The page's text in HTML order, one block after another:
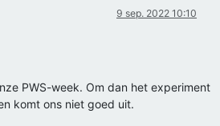
9 sep. 2022 10:10
PWS-week. Om dan het experiment
komt ons niet goed uit.